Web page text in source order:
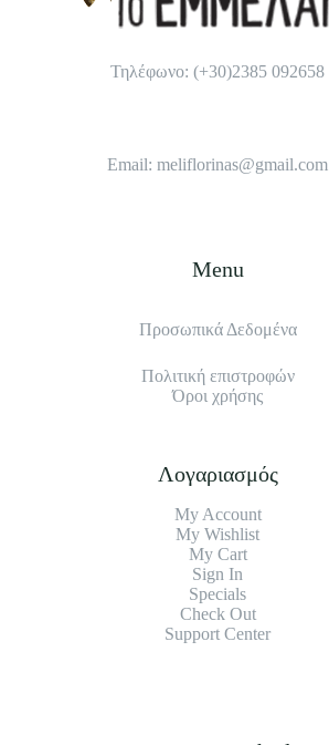
Τηλέφωνο: (+30)2385 092658
Email: meliflorinas@gmail.com
Menu
Προσωπικά Δεδομένα
Πολιτική επιστροφών
Όροι χρήσης
Λογαριασμός
My Account
My Wishlist
My Cart
Sign In
Specials
Check Out
Support Center